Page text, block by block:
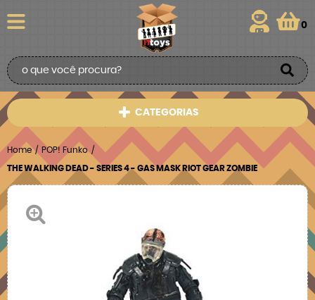
0
CATEGORIAS
Home POP! Funko
THE WALKING DEAD - SERIES 4 - GAS MASK RIOT GEAR ZOMBIE